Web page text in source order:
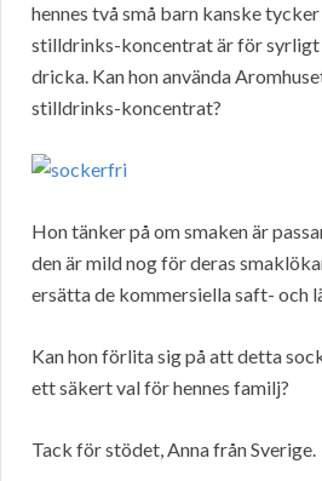
hennes två små barn kanske
stilldrinks-koncentrat är för
dricka. Kan hon använda
stilldrinks-koncentrat?
Hon tänker på om smaken är
den är mild nog för deras
ersätta de kommersiella saft- och
Kan hon förlita sig på att detta
ett säkert val för hennes familj?
Tack för stödet, Anna från Sverige.